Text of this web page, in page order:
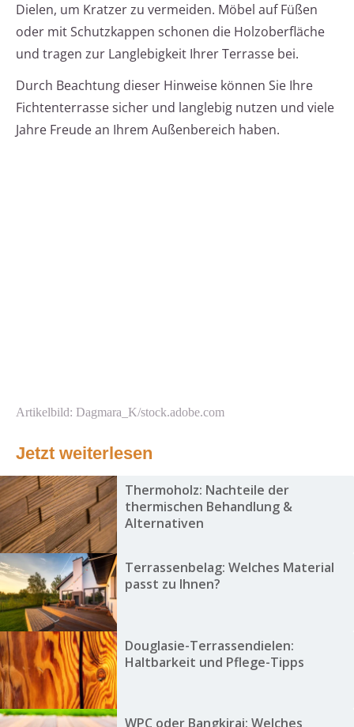
Dielen, um Kratzer zu vermeiden. Möbel auf Füßen
oder mit Schutzkappen schonen die Holzoberfläche
und tragen zur Langlebigkeit Ihrer Terrasse bei.
Durch Beachtung dieser Hinweise können Sie Ihre
Fichtenterrasse sicher und langlebig nutzen und viele
Jahre Freude an Ihrem Außenbereich haben.
Artikelbild: Dagmara_K/stock.adobe.com
Jetzt weiterlesen
Thermoholz: Nachteile der
thermischen Behandlung &
Alternativen
Terrassenbelag: Welches Material
passt zu Ihnen?
Douglasie-Terrassendielen:
Haltbarkeit und Pflege-Tipps
WPC oder Bangkirai: Welches